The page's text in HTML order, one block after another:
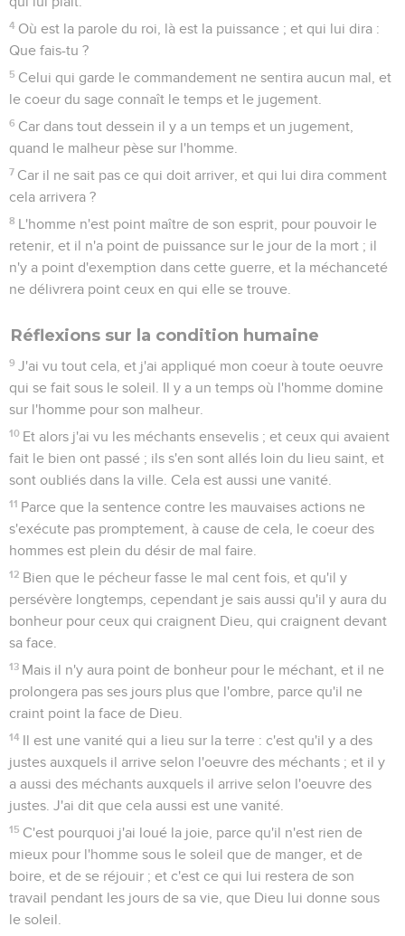
4 Où est la parole du roi, là est la puissance ; et qui lui dira :
Que fais-tu ?
5 Celui qui garde le commandement ne sentira aucun mal, et
le coeur du sage connaît le temps et le jugement.
6 Car dans tout dessein il y a un temps et un jugement,
quand le malheur pèse sur l'homme.
7 Car il ne sait pas ce qui doit arriver, et qui lui dira comment
cela arrivera ?
8 L'homme n'est point maître de son esprit, pour pouvoir le
retenir, et il n'a point de puissance sur le jour de la mort ; il
n'y a point d'exemption dans cette guerre, et la méchanceté
ne délivrera point ceux en qui elle se trouve.
Réflexions sur la condition humaine
9 J'ai vu tout cela, et j'ai appliqué mon coeur à toute oeuvre
qui se fait sous le soleil. Il y a un temps où l'homme domine
sur l'homme pour son malheur.
10 Et alors j'ai vu les méchants ensevelis ; et ceux qui avaient
fait le bien ont passé ; ils s'en sont allés loin du lieu saint, et
sont oubliés dans la ville. Cela est aussi une vanité.
11 Parce que la sentence contre les mauvaises actions ne
s'exécute pas promptement, à cause de cela, le coeur des
hommes est plein du désir de mal faire.
12 Bien que le pécheur fasse le mal cent fois, et qu'il y
persévère longtemps, cependant je sais aussi qu'il y aura du
bonheur pour ceux qui craignent Dieu, qui craignent devant
sa face.
13 Mais il n'y aura point de bonheur pour le méchant, et il ne
prolongera pas ses jours plus que l'ombre, parce qu'il ne
craint point la face de Dieu.
14 Il est une vanité qui a lieu sur la terre : c'est qu'il y a des
justes auxquels il arrive selon l'oeuvre des méchants ; et il y
a aussi des méchants auxquels il arrive selon l'oeuvre des
justes. J'ai dit que cela aussi est une vanité.
15 C'est pourquoi j'ai loué la joie, parce qu'il n'est rien de
mieux pour l'homme sous le soleil que de manger, et de
boire, et de se réjouir ; et c'est ce qui lui restera de son
travail pendant les jours de sa vie, que Dieu lui donne sous
le soleil.